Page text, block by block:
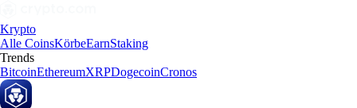
Krypto
Alle CoinsKörbeEarnStaking
Trends
BitcoinEthereumXRPDogecoinCronos